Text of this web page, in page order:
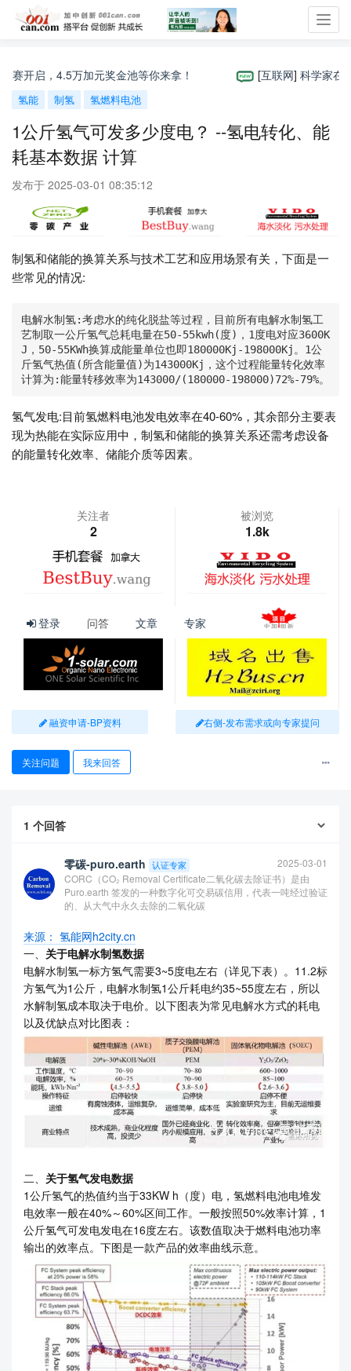
启，4.5万加元奖金池等你来拿！ [互联网] 科学家在深海
氢能 制氢 氢燃料电池
1公斤氢气可发多少度电？ --氢电转化、能
耗基本数据 计算
发布于 2025-03-01 08:35:12
制氢和储能的换算关系与技术工艺和应用场景有关，下面是一
些常见的情况:
电解水制氢:考虑水的纯化脱盐等过程，目前所有电解水制氢工
艺制取一公斤氢气总耗电量在50-55kwh(度)，1度电对应3600K
J，50-55KWh换算成能量单位也即180000Kj-198000Kj。1公
斤氢气热值(所含能量值)为143000Kj，这个过程能量转化效率
计算为:能量转移效率为143000/(180000-198000)72%-79%。
氢气发电:目前氢燃料电池发电效率在40-60%，其余部分主要表
现为热能在实际应用中，制氢和储能的换算关系还需考虑设备
的能量转化效率、储能介质等因素。
关注者
2
被浏览
1.8k
登录 问答 文章 专家
融资申请-BP资料 右侧-发布需求或向专家提问
关注问题 我来回答
1 个回答
零碳-puro.earth 认证专家
2025-03-01
CORC（CO₂ Removal Certificate二氧化碳去除证书）是由
Puro.earth 签发的一种数字化可交易碳信用，代表一吨经过验证
的、从大气中永久去除的二氧化碳
来源： 氢能网h2city.cn
一、 关于电解水制氢数据
电解水制氢一标方氢气需要3~5度电左右（详见下表）。11.2标
方氢气为1公斤，电解水制氢1公斤耗电约35~55度左右，所以
水解制氢成本取决于电价。以下图表为常见电解水方式的耗电
以及优缺点对比图表：
二、 关于氢气发电数据
1公斤氢气的热值约当于33KW h（度）电，氢燃料电池电堆发
电效率一般在40%～60%区间工作。一般按照50%效率计算，1
公斤氢气可发电发电在16度左右。该数值取决于燃料电池功率
输出的效率点。下图是一款产品的效率曲线示意。